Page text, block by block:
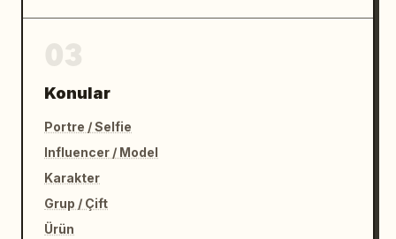
Konular
Portre / Selfie
Influencer / Model
Karakter
Grup / Çift
Ürün